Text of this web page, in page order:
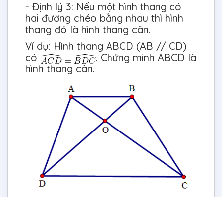
- Định lý 3: Nếu một hình thang có
hai đường chéo bằng nhau thì hình
thang đó là hình thang cân.
Ví dụ: Hình thang ABCD (AB // CD)
có
. Chứng minh ABCD là
hình thang cân.